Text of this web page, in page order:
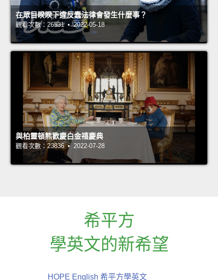
在眾目睽睽下違反蠢法律會發生什麼事？
觀看次數：26531 • 2022-05-18
與柏靈頓熊歡慶白金禧慶典
觀看次數：23836 • 2022-07-28
希平方
學英文的新希望
HOPE English 希平方學英文